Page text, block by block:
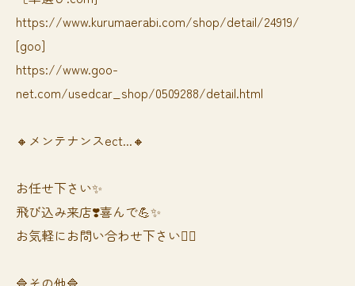
https://www.kurumaerabi.com/shop/detail/24919/
[goo]
https://www.goo-
net.com/usedcar_shop/0509288/detail.html
🔸メンテナンスect...🔸
お任せ下さい✨
飛び込み来店❣️喜んで💪✨
お気軽にお問い合わせ下さい🙆‍♀️